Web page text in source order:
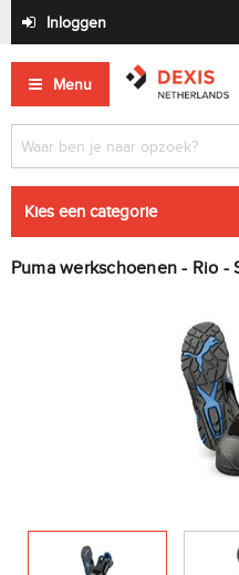
Inloggen
Menu
Kies een categorie
Puma werkschoenen - Rio -